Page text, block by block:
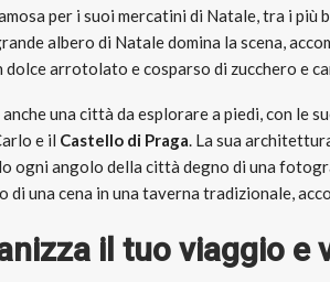
per i suoi mercatini di Natale, tra i più
albero di Natale domina la scena,
dolce arrotolato e cosparso di zucchero e
anche una città da esplorare a piedi, con le
e il Castello di Praga. La sua
ogni angolo della città degno di una
di una cena in una taverna tradizionale,
il tuo viaggio e